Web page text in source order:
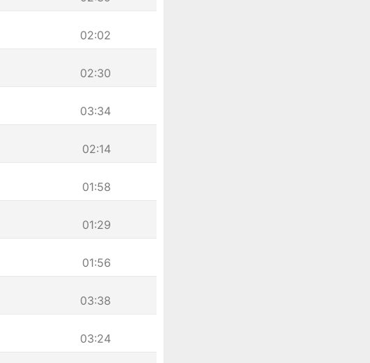
02:02
02:30
03:34
02:14
01:58
01:29
01:56
03:38
03:24